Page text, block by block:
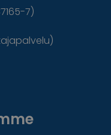
7)